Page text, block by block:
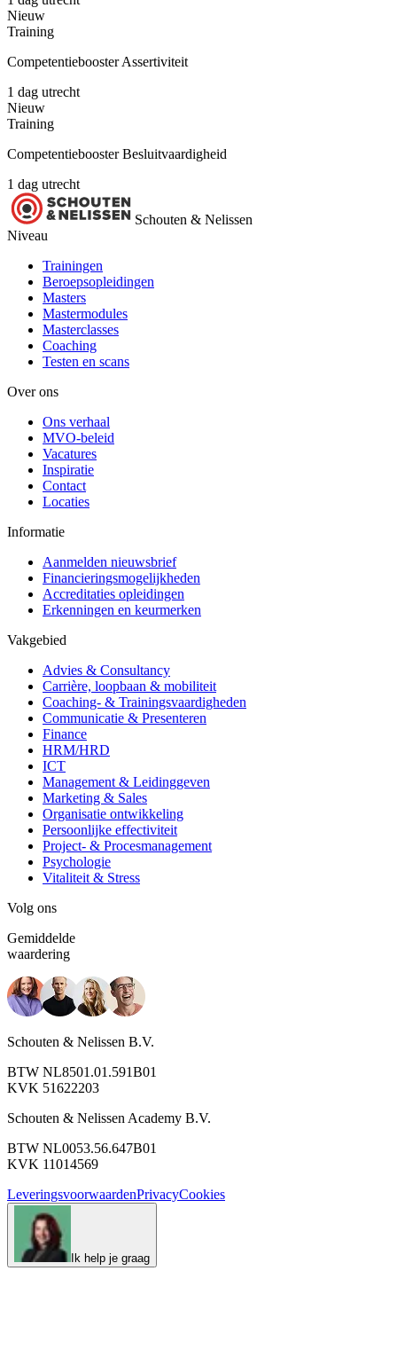
Nieuw
Training
Competentiebooster Assertiviteit
1 dag utrecht
Nieuw
Training
Competentiebooster Besluitvaardigheid
1 dag utrecht
Schouten & Nelissen
Niveau
Trainingen
Beroepsopleidingen
Masters
Mastermodules
Masterclasses
Coaching
Testen en scans
Over ons
Ons verhaal
MVO-beleid
Vacatures
Inspiratie
Contact
Locaties
Informatie
Aanmelden nieuwsbrief
Financieringsmogelijkheden
Accreditaties opleidingen
Erkenningen en keurmerken
Vakgebied
Advies & Consultancy
Carrière, loopbaan & mobiliteit
Coaching- & Trainingsvaardigheden
Communicatie & Presenteren
Finance
HRM/HRD
ICT
Management & Leidinggeven
Marketing & Sales
Organisatie ontwikkeling
Persoonlijke effectiviteit
Project- & Procesmanagement
Psychologie
Vitaliteit & Stress
Volg ons
Gemiddelde
waardering
Schouten & Nelissen B.V.
BTW NL8501.01.591B01
KVK 51622203
Schouten & Nelissen Academy B.V.
BTW NL0053.56.647B01
KVK 11014569
LeveringsvoorwaardenPrivacyCookies
Ik help je graag